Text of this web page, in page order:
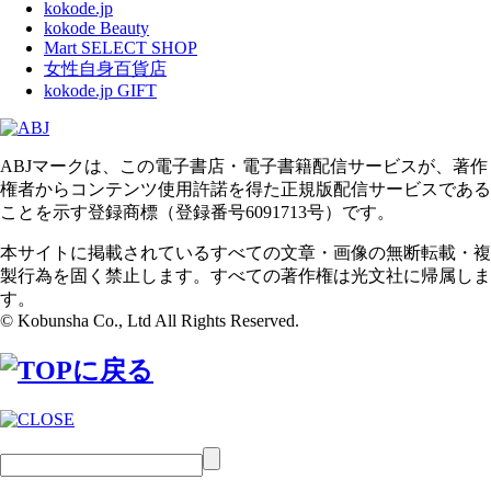
kokode.jp
kokode Beauty
Mart SELECT SHOP
女性自身百貨店
kokode.jp GIFT
ABJマークは、この電子書店・電子書籍配信サービスが、著作
権者からコンテンツ使用許諾を得た正規版配信サービスである
ことを示す登録商標（登録番号6091713号）です。
本サイトに掲載されているすべての文章・画像の無断転載・複
製行為を固く禁止します。すべての著作権は光文社に帰属しま
す。
© Kobunsha Co., Ltd All Rights Reserved.